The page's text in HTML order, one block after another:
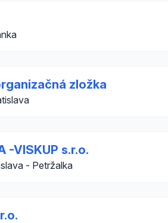
zložka
-VISKUP s.r.o.
- Petržalka